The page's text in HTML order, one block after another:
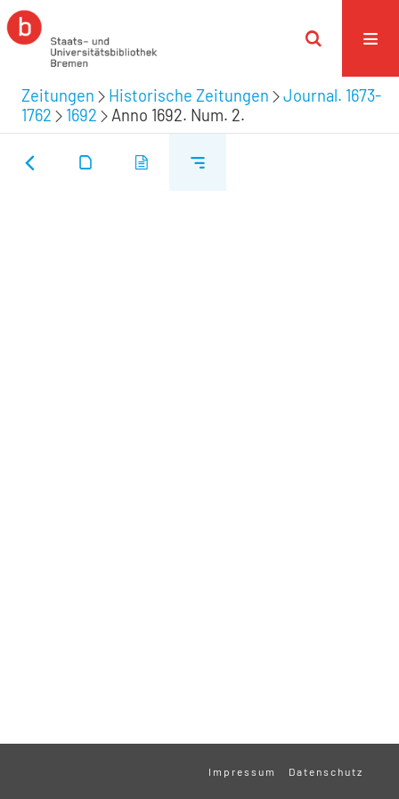
Zeitungen Historische Zeitungen
Journal. 1673-
1762
1692 Anno 1692. Num. 2.
Impressum Datenschutz